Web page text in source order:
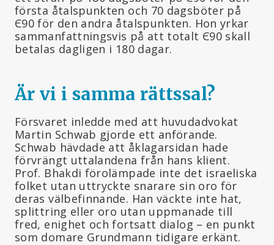
första åtalspunkten och 70 dagsböter på
Є90 för den andra åtalspunkten. Hon yrkar
sammanfattningsvis på att totalt Є90 skall
betalas dagligen i 180 dagar.
Är vi i samma rättssal?
Försvaret inledde med att huvudadvokat
Martin Schwab gjorde ett anförande.
Schwab hävdade att åklagarsidan hade
förvrängt uttalandena från hans klient.
Prof. Bhakdi förolämpade inte det israeliska
folket utan uttryckte snarare sin oro för
deras välbefinnande. Han väckte inte hat,
splittring eller oro utan uppmanade till
fred, enighet och fortsatt dialog – en punkt
som domare Grundmann tidigare erkänt.